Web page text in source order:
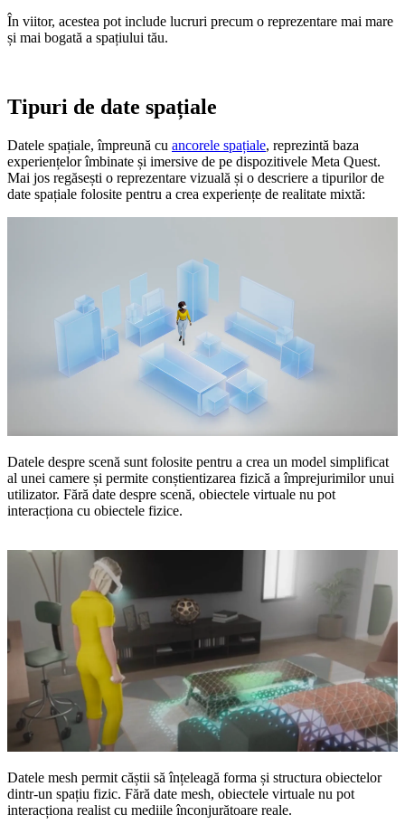
În viitor, acestea pot include lucruri precum o reprezentare mai mare
și mai bogată a spațiului tău.
Tipuri de date spațiale
Datele spațiale, împreună cu ancorele spațiale, reprezintă baza
experiențelor îmbinate și imersive de pe dispozitivele Meta Quest.
Mai jos regăsești o reprezentare vizuală și o descriere a tipurilor de
date spațiale folosite pentru a crea experiențe de realitate mixtă:
Datele despre scenă sunt folosite pentru a crea un model simplificat
al unei camere și permite conștientizarea fizică a împrejurimilor unui
utilizator. Fără date despre scenă, obiectele virtuale nu pot
interacționa cu obiectele fizice.
Datele mesh permit căștii să înțeleagă forma și structura obiectelor
dintr-un spațiu fizic. Fără date mesh, obiectele virtuale nu pot
interacționa realist cu mediile înconjurătoare reale.